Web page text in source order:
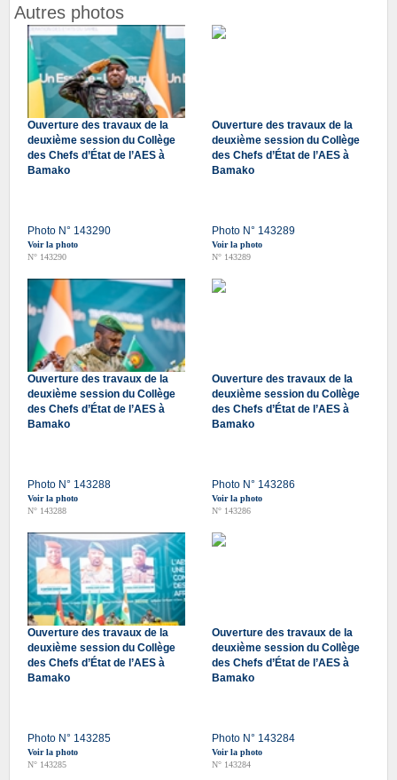
Autres photos
Ouverture des travaux de la
deuxième session du Collège
des Chefs d’État de l’AES à
Bamako
Photo N° 143290
Voir la photo
N° 143290
Ouverture des travaux de la
deuxième session du Collège
des Chefs d’État de l’AES à
Bamako
Photo N° 143289
Voir la photo
N° 143289
Ouverture des travaux de la
deuxième session du Collège
des Chefs d’État de l’AES à
Bamako
Photo N° 143288
Voir la photo
N° 143288
Ouverture des travaux de la
deuxième session du Collège
des Chefs d’État de l’AES à
Bamako
Photo N° 143286
Voir la photo
N° 143286
Ouverture des travaux de la
deuxième session du Collège
des Chefs d’État de l’AES à
Bamako
Photo N° 143285
Voir la photo
N° 143285
Ouverture des travaux de la
deuxième session du Collège
des Chefs d’État de l’AES à
Bamako
Photo N° 143284
Voir la photo
N° 143284